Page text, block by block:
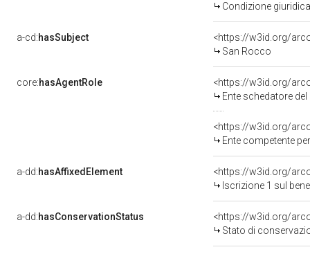
Condizione
a-cd:hasSubject
<https://w3id.org/
San Rocco
core:hasAgentRole
<https://w3id.org/
Ente schedatore del bene
<https://w3id.org/
Ente competente per tutela
a-dd:hasAffixedElement
<https://w3id.org/
Iscrizione 1 sul
a-dd:hasConservationStatus
<https://w3id.org/
Stato di